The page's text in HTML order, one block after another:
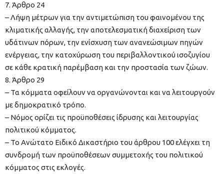
7. Άρθρο 24
– Λήψη μέτρων για την αντιμετώπιση του φαινομένου της
κλιματικής αλλαγής, την αποτελεσματική διαχείριση των
υδάτινων πόρων, την ενίσχυση των ανανεώσιμων πηγών
ενέργειας, την κατοχύρωση του περιβαλλοντικού ισοζυγίου
σε κάθε κρατική παρέμβαση και την προστασία των ζώων.
8. Άρθρο 29
– Τα κόμματα οφείλουν να οργανώνονται και να λειτουργούν
με δημοκρατικό τρόπο.
– Νόμος ορίζει τις προϋποθέσεις ίδρυσης και λειτουργίας
πολιτικού κόμματος.
– Το Ανώτατο Ειδικό Δικαστήριο του άρθρου 100 ελέγχει τη
συνδρομή των προϋποθέσεων συμμετοχής του πολιτικού
κόμματος στις εκλογές.